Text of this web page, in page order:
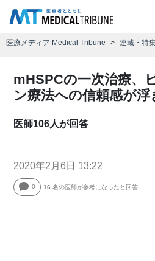
医療メディア Medical Tribune 連載・特
mHSPCの一次治療、
ン療法への信頼感が浮
医師106人が回答
2020年2月6日 13:22
0 16 名の医師が参考になったと回答